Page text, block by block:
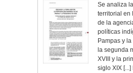
Se analiza
territorial en
de la
políticas
Pampas y
la segunda
XVIII y la
siglo XIX